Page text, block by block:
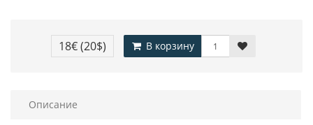
18€(20$) В корзину
Описание